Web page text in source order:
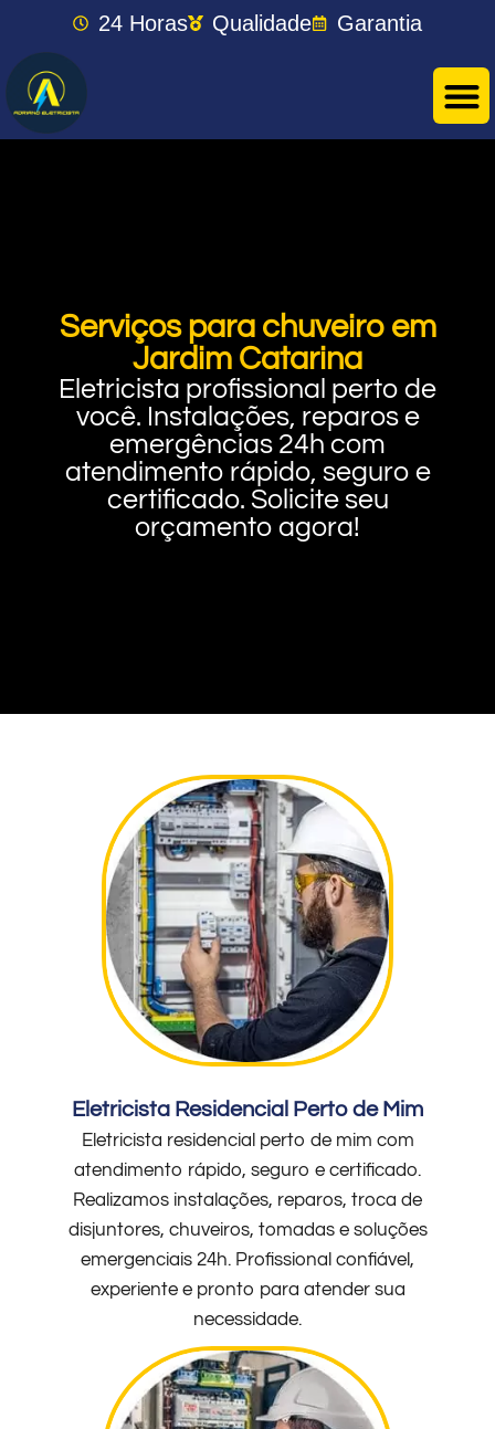
24 Horas Qualidade Garantia
Serviços para chuveiro em
Jardim Catarina
Eletricista profissional perto de
você. Instalações, reparos e
emergências 24h com
atendimento rápido, seguro e
certificado. Solicite seu
orçamento agora!
Eletricista Residencial Perto de Mim
Eletricista residencial perto de mim com
atendimento rápido, seguro e certificado.
Realizamos instalações, reparos, troca de
disjuntores, chuveiros, tomadas e soluções
emergenciais 24h. Profissional confiável,
experiente e pronto para atender sua
necessidade.